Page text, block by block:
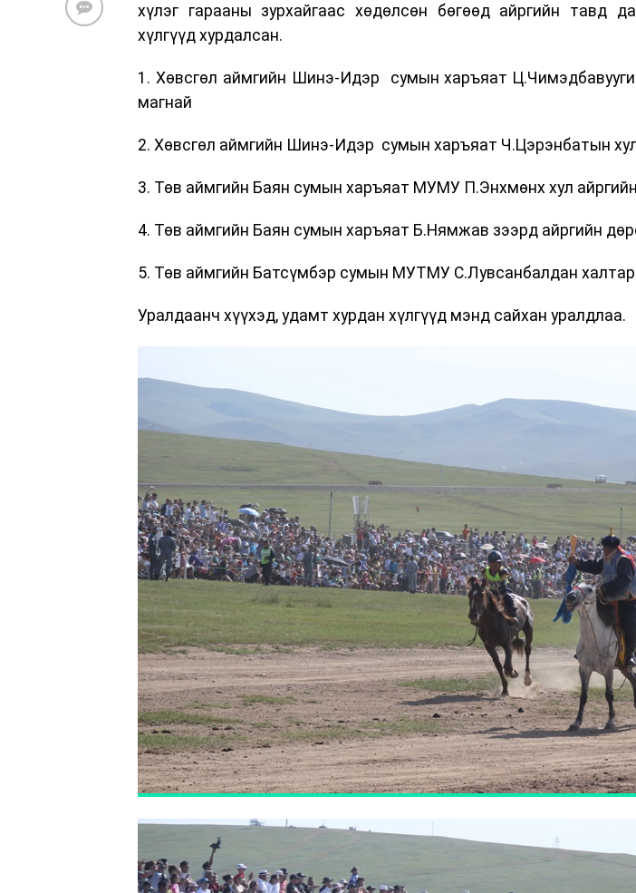
хүлэг гарааны зурхайгаас хөдөлсөн бөгөөд айргийн тавд
хүлгүүд хурдалсан.
1. Хөвсгөл аймгийн Шинэ-Идэр сумын харъяат
магнай
2. Хөвсгөл аймгийн Шинэ-Идэр сумын харъяат Ч.Цэрэнбатын
3. Төв аймгийн Баян сумын харъяат МУМУ П.Энхмөнх хул айргийн
4. Төв аймгийн Баян сумын харъяат Б.Нямжав зээрд айргийн
5. Төв аймгийн Батсүмбэр сумын МУТМУ С.Лувсанбалдан халтар
Уралдаанч хүүхэд, удамт хурдан хүлгүүд мэнд сайхан уралдлаа.